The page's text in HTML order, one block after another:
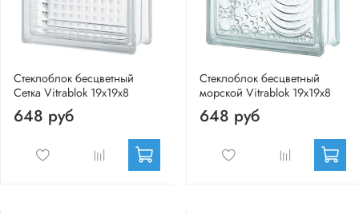
Стеклоблок бесцветный
Сетка Vitrablok 19х19х8
648 руб
Стеклоблок бесцветный
морской Vitrablok 19х19х8
648 руб